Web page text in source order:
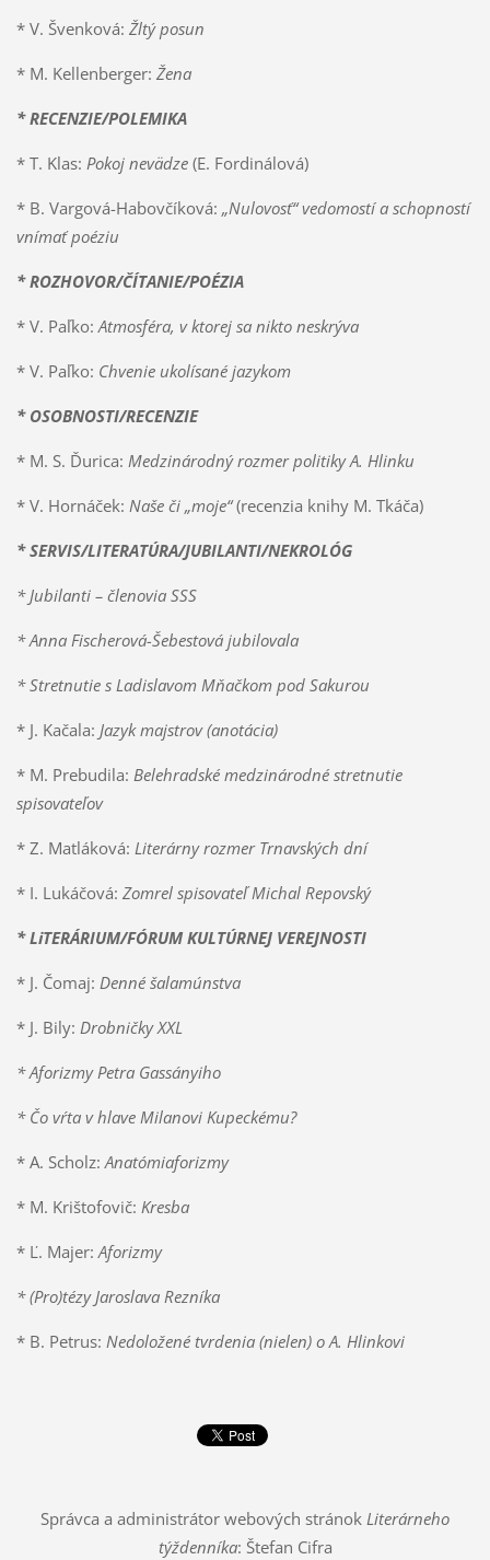
* V. Švenková: Žltý posun
* M. Kellenberger: Žena
* RECENZIE/POLEMIKA
* T. Klas: Pokoj nevädze (E. Fordinálová)
* B. Vargová-Habovčíková: „Nulovosť“ vedomostí a schopností
vnímať poéziu
* ROZHOVOR/ČÍTANIE/POÉZIA
* V. Paľko:Atmosféra, v ktorej sa nikto neskrýva
* V. Paľko: Chvenie ukolísané jazykom
* OSOBNOSTI/RECENZIE
* M. S. Ďurica: Medzinárodný rozmer politiky A. Hlinku
* V. Hornáček: Naše či „moje“(recenzia knihy M. Tkáča)
* SERVIS/LITERATÚRA/JUBILANTI/NEKROLÓG
* Jubilanti – členovia SSS
* Anna Fischerová-Šebestová jubilovala
* Stretnutie s Ladislavom Mňačkom pod Sakurou
* J. Kačala: Jazyk majstrov (anotácia)
* M. Prebudila: Belehradské medzinárodné stretnutie
spisovateľov
* Z. Matláková: Literárny rozmer Trnavských dní
* I. Lukáčová: Zomrel spisovateľ Michal Repovský
* LiTERÁRIUM/FÓRUM KULTÚRNEJ VEREJNOSTI
* J. Čomaj: Denné šalamúnstva
* J. Bily: Drobničky XXL
* Aforizmy Petra Gassányiho
* Čo vŕta v hlave Milanovi Kupeckému?
* A. Scholz:Anatómiaforizmy
* M. Krištofovič: Kresba
* Ľ. Majer:Aforizmy
* (Pro)tézy Jaroslava Rezníka
* B. Petrus: Nedoložené tvrdenia (nielen) o A. Hlinkovi
Správca a administrátor webových stránok Literárneho
týždenníka: Štefan Cifra